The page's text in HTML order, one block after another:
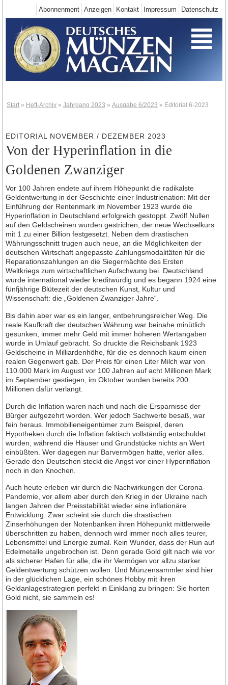
Datenschutz
Impressum
Kontakt
Anzeigen
Abonnenment
Deutschland-Neuheiten
Neuheiten 2025
Neuheiten 2024
Neuheiten 2022
Neuheiten 2020
Neuheiten 2019
Neuheiten 2018
Neuheiten 2016
Neuheiten 2015
Neuheiten 2014
Neuheiten 2013
Neuheiten 2012
Neuheiten 2011
Neuheiten 2010
Neuheiten 2009
Neuheiten 2008
Neuheiten 2007
Neuheiten 2006
Neuheiten 2005
Neuheiten 2004
Neuheiten 2002
Heft-Archiv
Jahrgang 2015
Jahrgang 2016
Jahrgang 2017
Jahrgang 2018
Jahrgang 2019
Jahrgang 2020
Jahrgang 2021
Jahrgang 2022
Jahrgang 2023
Jahrgang 2024
Jahrgang 2025
Jahrgang 2026
Leserforum
Leserservice
Abonnement
Anzeigen
Start » Heft-Archiv »Jahrgang 2023 »Ausgabe 6/2023 » Editorial 6-2023
EDITORIAL NOVEMBER / DEZEMBER 2023
Von der Hyperinflation in die
Goldenen Zwanziger
Vor 100 Jahren endete auf ihrem Höhepunkt die radikalste
Geldentwertung in der Geschichte einer Industrienation: Mit der
Einführung der Rentenmark im November 1923 wurde die
Hyperinflation in Deutschland erfolgreich gestoppt. Zwölf Nullen
auf den Geldscheinen wurden gestrichen, der neue Wechselkurs
mit 1 zu einer Billion festgesetzt. Neben dem drastischen
Währungsschnitt trugen auch neue, an die Möglichkeiten der
deutschen Wirtschaft angepasste Zahlungsmodalitäten für die
Reparationszahlungen an die Siegermächte des Ersten
Weltkriegs zum wirtschaftlichen Aufschwung bei. Deutschland
wurde international wieder kreditwürdig und es begann 1924 eine
fünfjährige Blütezeit der deutschen Kunst, Kultur und
Wissenschaft: die „Goldenen Zwanziger Jahre“.
Bis dahin aber war es ein langer, entbehrungsreicher Weg. Die
reale Kaufkraft der deutschen Währung war beinahe minütlich
gesunken, immer mehr Geld mit immer höheren Wertangaben
wurde in Umlauf gebracht. So druckte die Reichsbank 1923
Geldscheine in Milliardenhöhe, für die es dennoch kaum einen
realen Gegenwert gab. Der Preis für einen Liter Milch war von
110.000 Mark im August vor 100 Jahren auf acht Millionen Mark
im September gestiegen, im Oktober wurden bereits 200
Millionen dafür verlangt.
Durch die Inflation waren nach und nach die Ersparnisse der
Bürger aufgezehrt worden. Wer jedoch Sachwerte besaß, war
fein heraus. Immobilieneigentümer zum Beispiel, deren
Hypotheken durch die Inflation faktisch vollständig entschuldet
wurden, während die Häuser und Grundstücke nichts an Wert
einbüßten. Wer dagegen nur Barvermögen hatte, verlor alles.
Gerade den Deutschen steckt die Angst vor einer Hyperinflation
noch in den Knochen.
Auch heute erleben wir durch die Nachwirkungen der Corona-
Pandemie, vor allem aber durch den Krieg in der Ukraine nach
langen Jahren der Preisstabilität wieder eine inflationäre
Entwicklung. Zwar scheint sie durch die drastischen
Zinserhöhungen der Notenbanken ihren Höhepunkt mittlerweile
überschritten zu haben, dennoch wird immer noch alles teurer,
Lebensmittel und Energie zumal. Kein Wunder, dass der Run auf
Edelmetalle ungebrochen ist. Denn gerade Gold gilt nach wie vor
als sicherer Hafen für alle, die ihr Vermögen vor allzu starker
Geldentwertung schützen wollen. Und Münzensammler sind hier
in der glücklichen Lage, ein schönes Hobby mit ihren
Geldanlagestrategien perfekt in Einklang zu bringen: Sie horten
Gold nicht, sie sammeln es!